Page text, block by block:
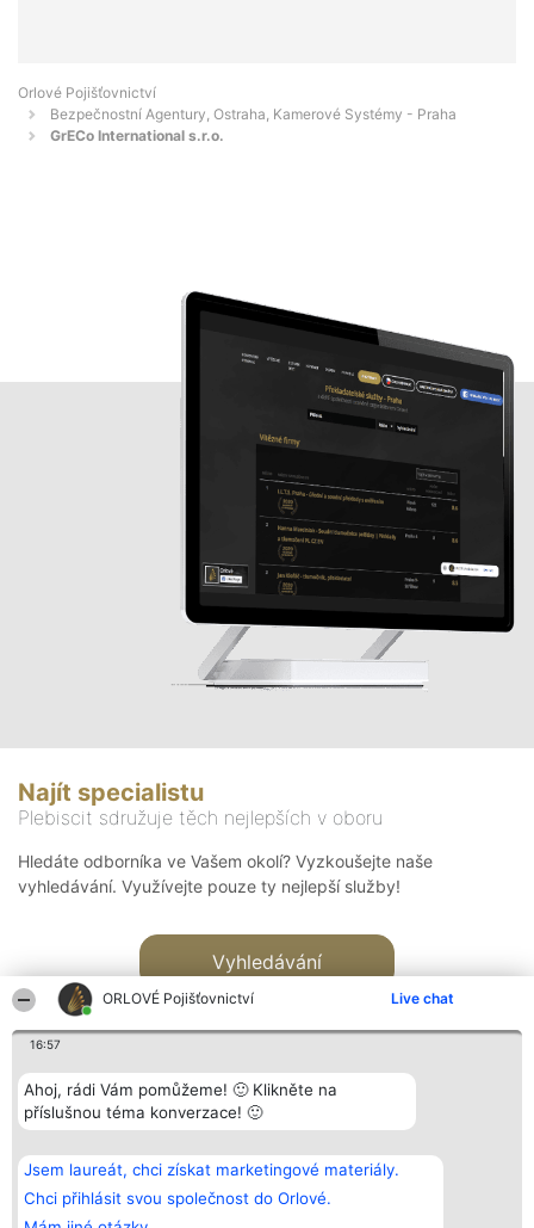
ORLOVÉ Pojišťovnictví Live chat
16:57
Ahoj, rádi Vám pomůžeme! 🙂 Klikněte na
příslušnou téma konverzace! 🙂
Jsem laureát, chci získat marketingové materiály.
Chci přihlásit svou společnost do Orlové.
Orlové Pojišťovnictví
Bezpečnostní Agentury, Ostraha, Kamerové Systémy - Praha
GrECo International s.r.o.
Najít specialistu
Plebiscit sdružuje těch nejlepších v oboru
Hledáte odborníka ve Vašem okolí? Vyzkoušejte naše
vyhledávání. Využívejte pouze ty nejlepší služby!
Vyhledávání
Bright Side Solutions sp. z o.
o. sp. k.
ul. Ruska 22
Wrocław 50-079
Vítězové
Seznam všech
laureátů
Zásady
Kontakt